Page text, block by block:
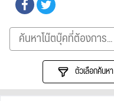
ตัวเลือกค้นหา